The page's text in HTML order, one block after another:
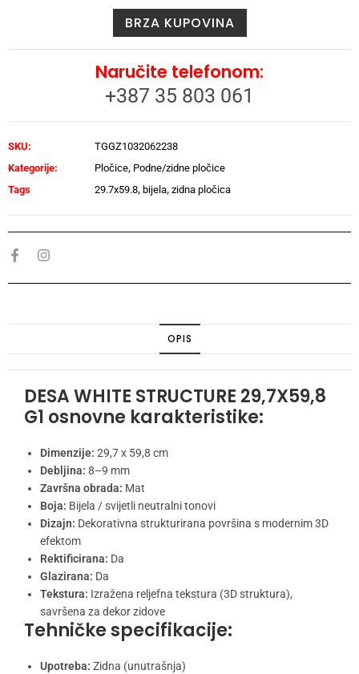
BRZA KUPOVINA
Naručite telefonom:
+387 35 803 061
SKU:
TGGZ1032062238
Kategorije:
Pločice, Podne/zidne pločice
Tags
29.7x59.8, bijela, zidna pločica
OPIS
DESA WHITE STRUCTURE 29,7X59,8
G1 osnovne karakteristike:
Dimenzije: 29,7 x 59,8 cm
Debljina: 8–9 mm
Završna obrada: Mat
Boja: Bijela / svijetli neutralni tonovi
Dizajn: Dekorativna strukturirana površina s modernim 3D
efektom
Rektificirana: Da
Glazirana: Da
Tekstura: Izražena reljefna tekstura (3D struktura),
savršena za dekor zidove
Tehničke specifikacije:
Upotreba: Zidna (unutrašnja)